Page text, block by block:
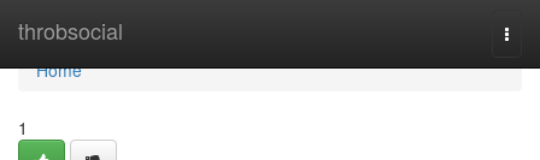
throbsocial
Home
Home
1